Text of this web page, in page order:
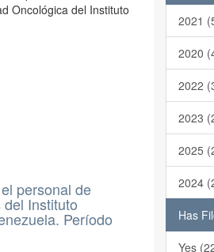
Oncológica del Instituto
personal de
Instituto
Período
2021
2020
2022
2023
2025
2024
Has
Yes